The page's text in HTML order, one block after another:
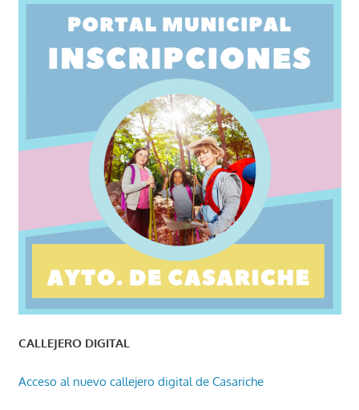
CALLEJERO DIGITAL
Acceso al nuevo callejero digital de Casariche